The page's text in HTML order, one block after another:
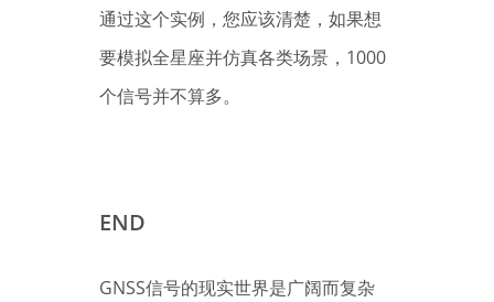
通过这个实例，您应该清楚，如果想
要模拟全星座并仿真各类场景，1000
个信号并不算多。
END
GNSS信号的现实世界是广阔而复杂